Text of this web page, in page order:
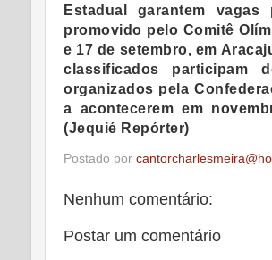
Estadual garantem
promovido pelo Comitê
e 17 de setembro, em
classificados participam
organizados pela
a acontecerem em
(Jequié Repórter)
Postado por
Nenhum comentário:
Postar um comentário